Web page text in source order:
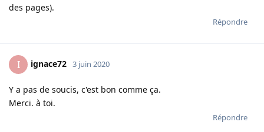
des pages).
Répondre
I ignace72 3 juin 2020
Y a pas de soucis, c'est bon comme ça.
Merci. à toi.
Répondre